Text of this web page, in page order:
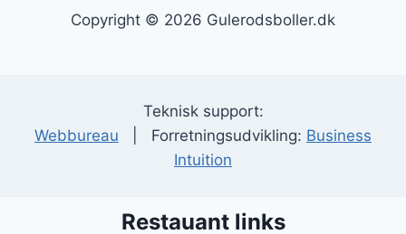
Copyright © 2026 Gulerodsboller.dk
Teknisk support:
Webbureau | Forretningsudvikling: Business
Intuition
Restauant links